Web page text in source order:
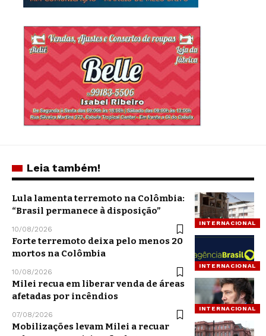
Leia também!
INTERNACIONAL
Lula lamenta terremoto na Colômbia:
“Brasil permanece à disposição”
10/08/2026
INTERNACIONAL
Forte terremoto deixa pelo menos 20
mortos na Colômbia
10/08/2026
INTERNACIONAL
Milei recua em liberar venda de áreas
afetadas por incêndios
07/08/2026
Mobilizações levam Milei a recuar